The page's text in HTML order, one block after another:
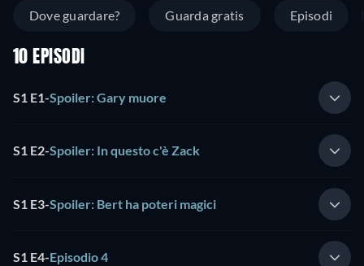
Dove guardare? Guarda gratis Episodi
10 EPISODI
S1 E1-Spoiler: Gary muore
S1 E2-Spoiler: In questo c'è Zack
S1 E3-Spoiler: Bert ha poteri magici
S1 E4-Episodio 4